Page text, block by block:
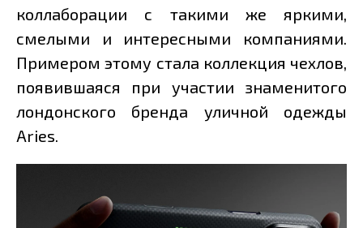
коллаборации с такими же яркими,
смелыми и интересными компаниями.
Примером этому стала коллекция чехлов,
появившаяся при участии знаменитого
лондонского бренда уличной одежды
Aries.